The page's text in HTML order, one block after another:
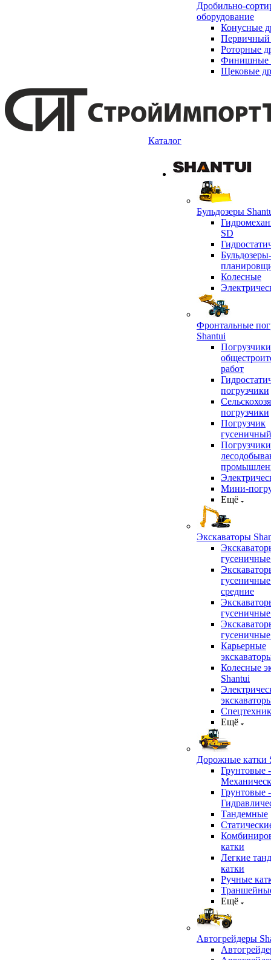
Дробильно-
оборудование
Конусные
Первичный
Роторные
Финишные
Щековые
Каталог
Бульдозеры
SD
Бульдозеры-
Колесные
Фронтальные
Shantui
работ
погрузчики
погрузчики
Погрузчик
гусеничный
Мини-
Ещё
Экскаваторы
средние
Карьерные
Колесные
Shantui
Ещё
Дорожные катки
Грунтовые -
Грунтовые -
Тандемные
катки
Легкие
катки
Ручные
Ещё
Автогрейдеры